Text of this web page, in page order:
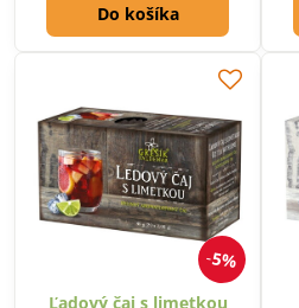
Do košíka
5%
Ľadový čaj s limetkou